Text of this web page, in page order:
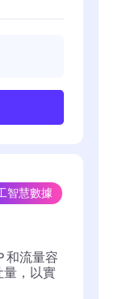
智慧數據
和流量容
量，以實